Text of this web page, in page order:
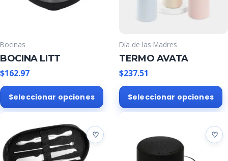
Bocinas
BOCINA LITT
$162.97
Seleccionar opciones
Este
producto
tiene
variantes.
Día de las Madres
TERMO AVATA
$237.51
Seleccionar opciones